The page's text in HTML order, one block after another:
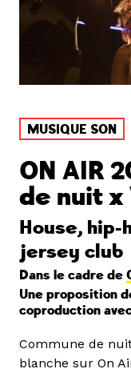
MUSIQUE SON
ON AIR
de nuit x
House, hip-
jersey club
Dans le cadre de
Une proposition
coproduction
Commune de
blanche sur On